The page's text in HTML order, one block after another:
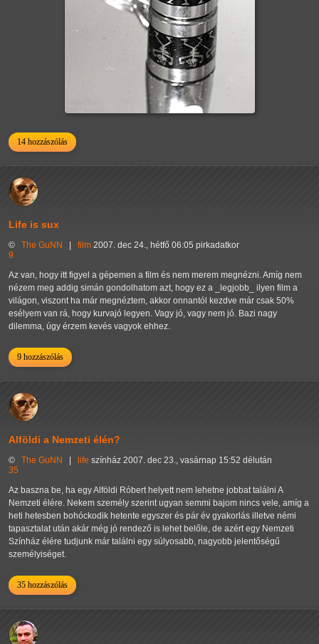
14 hozzászólás
Life is sux
© The GuNN film 2007. dec 24., hétfő 06:05 pirkadatkor
9
Az van, hogy itt figyel a gépemen a film és nem merem megnézni. Amíg nem
nézem meg addig simán gondolhatom azt, hogy ez a _legjobb_ ilyen film a
világon, viszont ha már megnéztem, akkor onnantól kezdve már csak 50%
esélyem van rá, hogy kurvajó legyen. Vagy jó, vagy nem jó. Bazi nagy
dilemma, úgy érzem kevés vagyok ehhez.
9 hozzászólás
Alföldi a Nemzeti élén?
© The GuNN life színház 2007. dec 23., vasárnap 15:52 délután
35
Az baszna be, ha egy Alföldi Róbert helyett nem lehetne jobbat találni A
Nemzeti élére. Nekem személy szerint ugyan semmi bajom nincs vele, amíg a
heti hetesben bohóckodik hetente egyszer és pár év gyakorlás illetve némi
tapasztalat után akár még jó rendező is lehet belőle, de azért egy Nemzeti
Színház élére tudjunk már találni egy súlyosabb, nagyobb jelentőségű
személyiséget.
35 hozzászólás